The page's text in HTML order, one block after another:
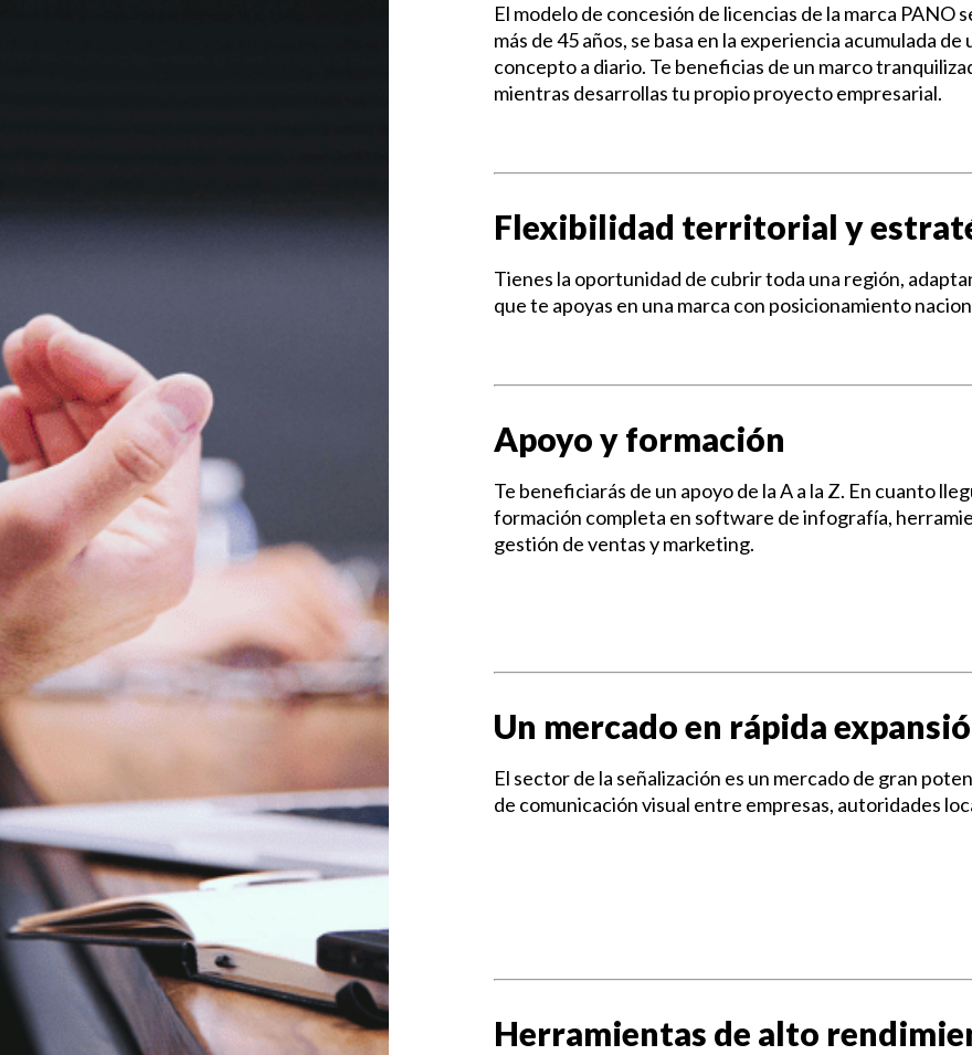
El modelo de concesión de licencias de la marca PANO
más de 45 años, se basa en la experiencia acumulada
concepto a diario. Te beneficias de un marco
mientras desarrollas tu propio proyecto empresarial.
Flexibilidad territorial y
Tienes la oportunidad de cubrir toda una región,
que te apoyas en una marca con posicionamiento
Apoyo y formación
Te beneficiarás de un apoyo de la A a la Z. En cuanto
formación completa en software de infografía,
gestión de ventas y marketing.
Un mercado en rápida
El sector de la señalización es un mercado de gran
de comunicación visual entre empresas, autoridades
Herramientas de alto